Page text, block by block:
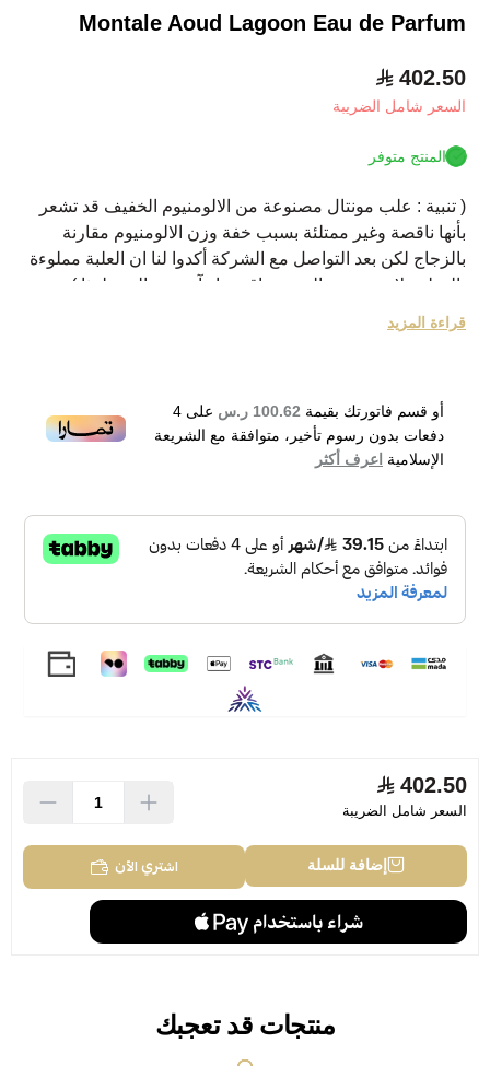
Montale Aoud Lagoon Eau de Parfum
402.50
السعر شامل الضريبة
المنتج متوفر
( تنبية : علب مونتال مصنوعة من الالومنيوم الخفيف قد تشعر
بأنها ناقصة وغير ممتلئة بسبب خفة وزن الالومنيوم مقارنة
بالزجاج لكن بعد التواصل مع الشركة أكدوا لنا ان العلبة مملوءة
بالعطر ولا تخرج من المصنع ناقصة ابدآ ويجب التنبة لهذا )عود
لكلا من الرجال و النساء .ينتمي لعائلة العطور الزهرية.تم إطلاق
عطرية بنكهات الطحالب و خشب الغاياك و نجيل الهند .
Montale Aoud Lagoon Eau de Parfum 100ml
قراءة المزيد
أو قسم فاتورتك بقيمة 100.62 ر.س على 4
دفعات بدون رسوم تأخير، متوافقة مع الشريعة
الإسلامية اعرف أكثر
402.50
السعر شامل الضريبة
إضافة للسلة اشتري الآن
منتجات قد تعجبك